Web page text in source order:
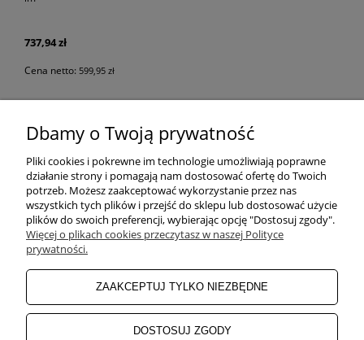
737,94 zł
Cena netto: 599,95 zł
POMOC
ZAKUPY
MOJE KONTO
INFORMACJE
Dbamy o Twoją prywatność
Pliki cookies i pokrewne im technologie umożliwiają poprawne
działanie strony i pomagają nam dostosować ofertę do Twoich
potrzeb. Możesz zaakceptować wykorzystanie przez nas
wszystkich tych plików i przejść do sklepu lub dostosować użycie
plików do swoich preferencji, wybierając opcję "Dostosuj zgody".
Więcej o plikach cookies przeczytasz w naszej Polityce
prywatności.
ZAAKCEPTUJ TYLKO NIEZBĘDNE
DOSTOSUJ ZGODY